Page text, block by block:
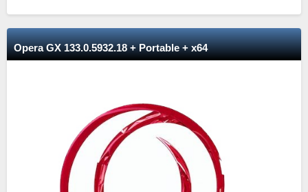
Opera GX 133.0.5932.18 + Portable + x64